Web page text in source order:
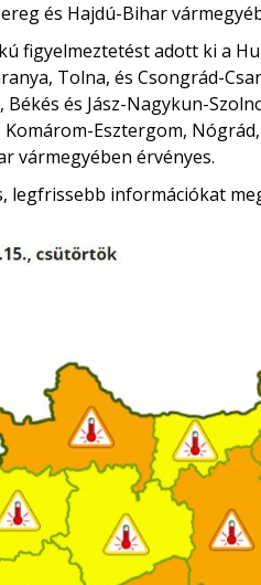
és Hajdú-Bihar
figyelmeztetést adott ki a
Tolna, és Csongrád-
Békés és Jász-Nagykun-
Komárom-Esztergom,
vármegyében érvényes.
legfrissebb információkat